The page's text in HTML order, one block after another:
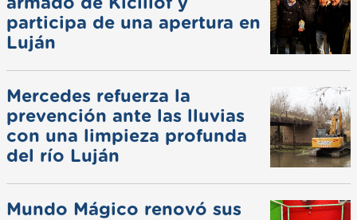
participa de una apertura en
Luján
Mercedes refuerza la
prevención ante las lluvias
con una limpieza profunda
del río Luján
Mundo Mágico renovó sus